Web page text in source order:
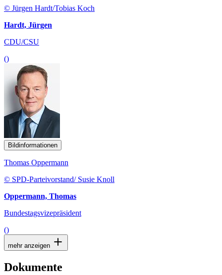
© Jürgen Hardt/Tobias Koch
Hardt, Jürgen
CDU/CSU
()
Bildinformationen
Thomas Oppermann
© SPD-Parteivorstand/ Susie Knoll
Oppermann, Thomas
Bundestagsvizepräsident
()
mehr anzeigen
Dokumente